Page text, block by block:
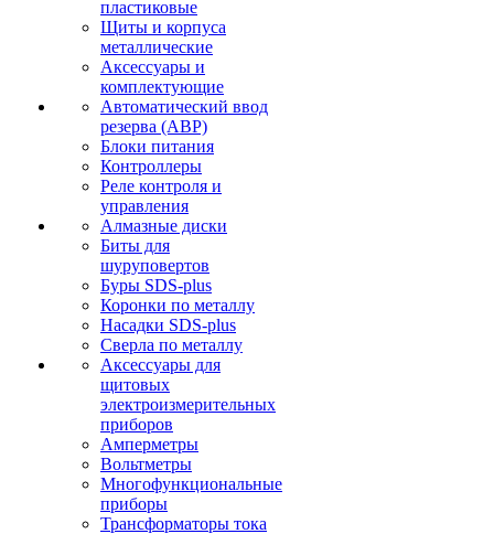
пластиковые
Щиты и корпуса
металлические
Аксессуары и
комплектующие
Автоматический ввод
резерва (АВР)
Блоки питания
Контроллеры
Реле контроля и
управления
Алмазные диски
Биты для
шуруповертов
Буры SDS-plus
Коронки по металлу
Насадки SDS-plus
Сверла по металлу
Аксессуары для
щитовых
электроизмерительных
приборов
Амперметры
Вольтметры
Многофункциональные
приборы
Трансформаторы тока